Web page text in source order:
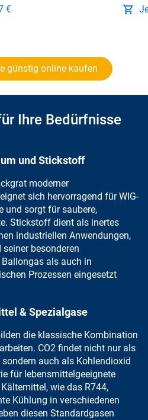
€
günstig online kaufen
Ihre Bedürfnisse
und Stickstoff
moderner
sich hervorragend fürWIG-
und sorgt für saubere,
Stickstoff dient als inertes
industriellen Anwendungen,
besonderen
als auch in
Prozessen eingesetzt
& Spezialgase
die klassische Kombination
. CO2 findet nicht nur als
auch als Kohlendioxid
für lebensmittelgeeignete
, wie das R744,
Kühlung in verschiedenen
diesen Standardgasen